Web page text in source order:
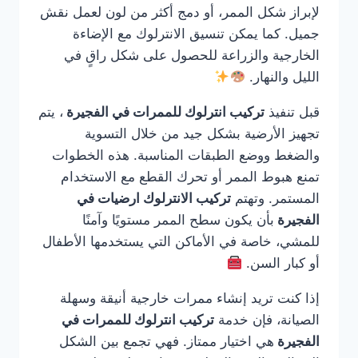
لإبراز شكل الممر، أو دمج أكثر من لون لعمل نقش
جميل. كما يمكن تنسيق الانترلوك مع الإضاءة
الخارجية والزراعة للحصول على شكل راقٍ في
الليل والنهار.
قبل تنفيذ تركيب انترلوك للممرات في الفجيرة ، يتم
تجهيز الأرضية بشكل جيد من خلال التسوية
والضغط ووضع الطبقات المناسبة. هذه الخطوات
تمنع هبوط الممر أو تحرك القطع مع الاستخدام
المستمر. وتهتم تركيب الانترلوك ارضيات في
الفجيرة بأن يكون سطح الممر مستويًا وآمنًا
للمشي، خاصة في الأماكن التي يستخدمها الأطفال
أو كبار السن.
إذا كنت تريد إنشاء ممرات خارجية أنيقة وسهلة
الصيانة، فإن خدمة تركيب انترلوك للممرات في
الفجيرة هي اختيار ممتاز. فهي تجمع بين الشكل